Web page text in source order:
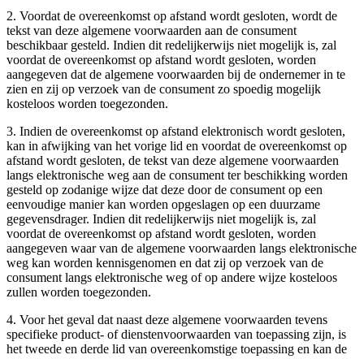
2. Voordat de overeenkomst op afstand wordt gesloten, wordt de
tekst van deze algemene voorwaarden aan de consument
beschikbaar gesteld. Indien dit redelijkerwijs niet mogelijk is, zal
voordat de overeenkomst op afstand wordt gesloten, worden
aangegeven dat de algemene voorwaarden bij de ondernemer in te
zien en zij op verzoek van de consument zo spoedig mogelijk
kosteloos worden toegezonden.
3. Indien de overeenkomst op afstand elektronisch wordt gesloten,
kan in afwijking van het vorige lid en voordat de overeenkomst op
afstand wordt gesloten, de tekst van deze algemene voorwaarden
langs elektronische weg aan de consument ter beschikking worden
gesteld op zodanige wijze dat deze door de consument op een
eenvoudige manier kan worden opgeslagen op een duurzame
gegevensdrager. Indien dit redelijkerwijs niet mogelijk is, zal
voordat de overeenkomst op afstand wordt gesloten, worden
aangegeven waar van de algemene voorwaarden langs elektronische
weg kan worden kennisgenomen en dat zij op verzoek van de
consument langs elektronische weg of op andere wijze kosteloos
zullen worden toegezonden.
4. Voor het geval dat naast deze algemene voorwaarden tevens
specifieke product- of dienstenvoorwaarden van toepassing zijn, is
het tweede en derde lid van overeenkomstige toepassing en kan de